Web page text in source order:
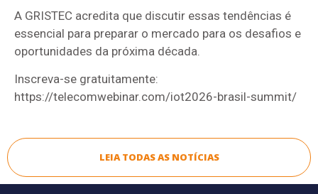
A GRISTEC acredita que discutir essas tendências é
essencial para preparar o mercado para os desafios e
oportunidades da próxima década.
Inscreva-se gratuitamente:
https://telecomwebinar.com/iot2026-brasil-summit/
LEIA TODAS AS NOTÍCIAS